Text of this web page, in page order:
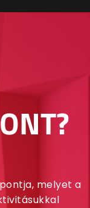
melyet a